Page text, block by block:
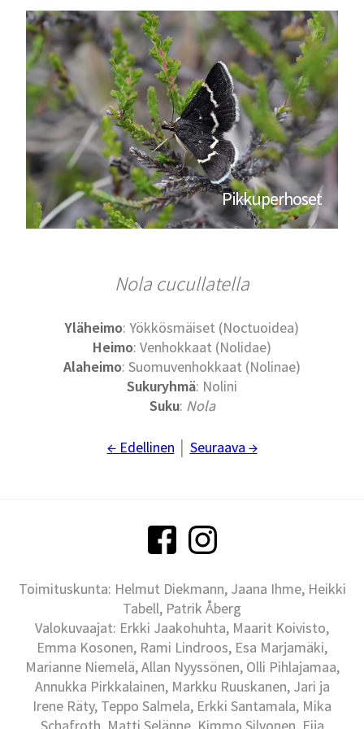
Pikkuperhoset
Nola cucullatella
Yläheimo: Yökkösmäiset (Noctuoidea)
Heimo: Venhokkaat (Nolidae)
Alaheimo: Suomuvenhokkaat (Nolinae)
Sukuryhmä: Nolini
Suku: Nola
← Edellinen Seuraava →
Toimituskunta: Helmut Diekmann, Jaana Ihme, Heikki
Tabell, Patrik Åberg
Valokuvaajat: Erkki Jaakohuhta, Maarit Koivisto,
Emma Kosonen, Rami Lindroos, Esa Marjamäki,
Marianne Niemelä, Allan Nyyssönen, Olli Pihlajamaa,
Annukka Pirkkalainen, Markku Ruuskanen, Jari ja
Irene Räty, Teppo Salmela, Erkki Santamala, Mika